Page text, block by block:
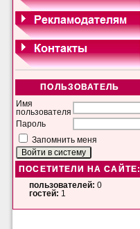
ПОЛЬЗОВАТЕЛЬ
Имя
пользователя
Пароль
Запомнить меня
ПОСЕТИТЕЛИ НА САЙТЕ:
пользователей: 0
гостей: 1